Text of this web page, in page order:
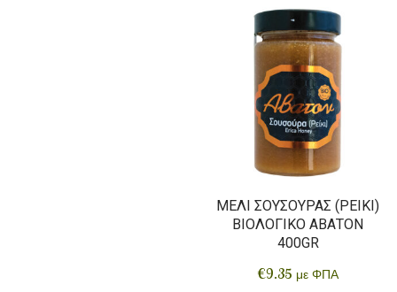
ΜΈΛΙ ΣΟΎΣΟΥΡΑΣ (ΡΕΊΚΙ)
ΒΙΟΛΟΓΙΚΌ ΆΒΑΤΟΝ
400GR
€9.35 με ΦΠΑ